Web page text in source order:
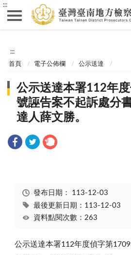
:::
:::
首頁 電子公佈欄 公示送達
公示送達本署112年
號誣告案不起訴處分
達人薛文勝。
發布日期： 113-12-03
最後更新日期：113-12-03
資料點閱次數：263
公示送達本署112年度偵字第